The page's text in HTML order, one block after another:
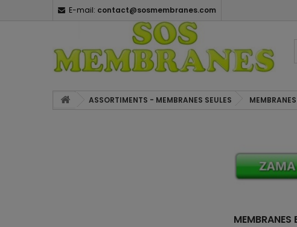
E-mail: contact@sosmembranes.com
ASSORTIMENTS - MEMBRANES SEULES